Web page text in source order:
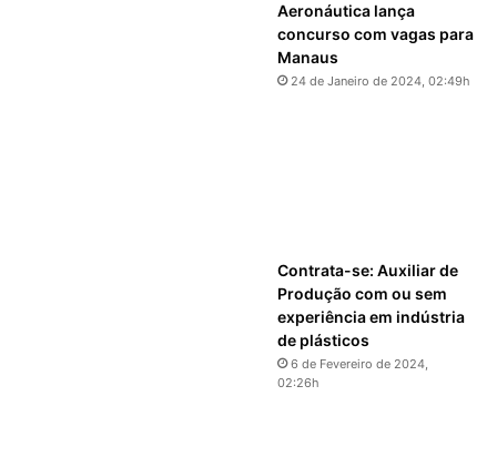
Aeronáutica lança
concurso com vagas para
Manaus
24 de Janeiro de 2024, 02:49h
Contrata-se: Auxiliar de
Produção com ou sem
experiência em indústria
de plásticos
6 de Fevereiro de 2024,
02:26h